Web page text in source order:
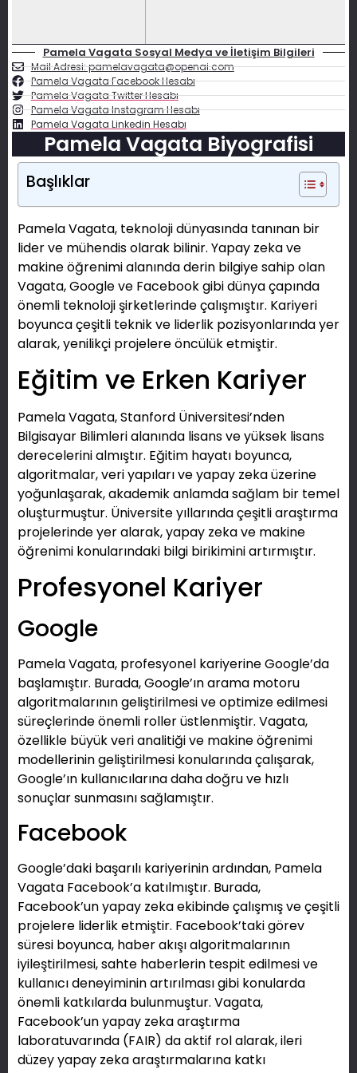
Pamela Vagata Sosyal Medya ve İletişim Bilgileri
Mail Adresi: pamelavagata@openai.com
Pamela Vagata Facebook Hesabı
Pamela Vagata Twitter Hesabı
Pamela Vagata Instagram Hesabı
Pamela Vagata Linkedin Hesabı
Pamela Vagata Biyografisi
Başlıklar
Pamela Vagata, teknoloji dünyasında tanınan bir
lider ve mühendis olarak bilinir. Yapay zeka ve
makine öğrenimi alanında derin bilgiye sahip olan
Vagata, Google ve Facebook gibi dünya çapında
önemli teknoloji şirketlerinde çalışmıştır. Kariyeri
boyunca çeşitli teknik ve liderlik pozisyonlarında yer
alarak, yenilikçi projelere öncülük etmiştir.
Eğitim ve Erken Kariyer
Pamela Vagata, Stanford Üniversitesi’nden
Bilgisayar Bilimleri alanında lisans ve yüksek lisans
derecelerini almıştır. Eğitim hayatı boyunca,
algoritmalar, veri yapıları ve yapay zeka üzerine
yoğunlaşarak, akademik anlamda sağlam bir temel
oluşturmuştur. Üniversite yıllarında çeşitli araştırma
projelerinde yer alarak, yapay zeka ve makine
öğrenimi konularındaki bilgi birikimini artırmıştır.
Profesyonel Kariyer
Google
Pamela Vagata, profesyonel kariyerine Google’da
başlamıştır. Burada, Google’ın arama motoru
algoritmalarının geliştirilmesi ve optimize edilmesi
süreçlerinde önemli roller üstlenmiştir. Vagata,
özellikle büyük veri analitiği ve makine öğrenimi
modellerinin geliştirilmesi konularında çalışarak,
Google’ın kullanıcılarına daha doğru ve hızlı
sonuçlar sunmasını sağlamıştır.
Facebook
Google’daki başarılı kariyerinin ardından, Pamela
Vagata Facebook’a katılmıştır. Burada,
Facebook’un yapay zeka ekibinde çalışmış ve çeşitli
projelere liderlik etmiştir. Facebook’taki görev
süresi boyunca, haber akışı algoritmalarının
iyileştirilmesi, sahte haberlerin tespit edilmesi ve
kullanıcı deneyiminin artırılması gibi konularda
önemli katkılarda bulunmuştur. Vagata,
Facebook’un yapay zeka araştırma
laboratuvarında (FAIR) da aktif rol alarak, ileri
düzey yapay zeka araştırmalarına katkı